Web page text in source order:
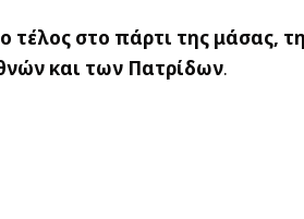
στο πάρτι της μάσας,
και των Πατρίδων.